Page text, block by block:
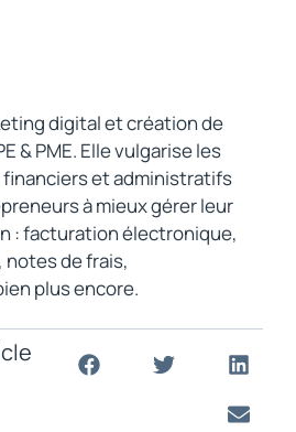
digital et création de
& PME. Elle vulgarise les
et administratifs
à mieux gérer leur
: facturation électronique,
de frais,
plus encore.